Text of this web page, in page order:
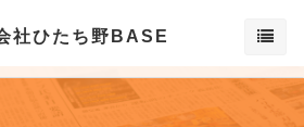
社ひたち野BASE